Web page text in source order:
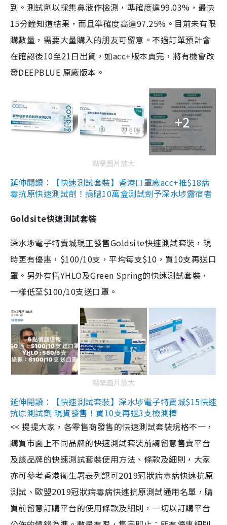
到。測試劑以採集鼻液作檢測，準確度達99.03%，最快
15分鐘知道結果，而且準確度高達97.25%。目前未有限
購數量，需要大量購入的朋友可留意。不過訂單預計會
在確認後10至21日出貨，如acc+版本賣完，將有機會改
發DEEPBLUE 原廠版本。
+2
點擊圖片放大
延伸閱讀：【快速測試套裝】香港口罩廠acc+推$18病
毒抗原快速測試劑！捐贈10萬盒測試劑予深水埗露宿者
Goldsite快速測試套裝
深水埗電子特賣城現正發售Goldsite快速測試套裝，現
時更有優惠，$100/10支，平均每支$10，買10支再送口
罩。另外有售YHLO及Green Spring的快速測試套裝，
一樣低至$100/10支送口罩。
點擊圖片放大
延伸閱讀：【快速測試套裝】深水埗電子特賣城$15快速
抗原測試劑 現貨發售！買10支再送3支檢測棒
<< 提提大家，各零售商發售的快速測試套裝規格不一，
購買市面上不同品牌的快速測試套裝前請留意售賣平台
及該品牌的快速測試套裝使用方法、條款及細則，大家
亦可參考香港衞生署表列認可2019冠狀病毒病快速抗原
測試、歐盟2019冠狀病毒病快速抗原測試通用名單，購
買前留意訂購平台的使用條款及細則，一切以訂購平台